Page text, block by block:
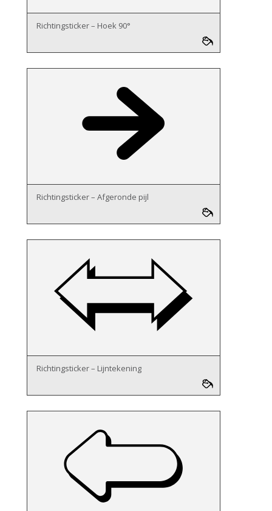
Richtingsticker – Hoek 90°
Richtingsticker – Afgeronde pijl
Richtingsticker – Lijntekening